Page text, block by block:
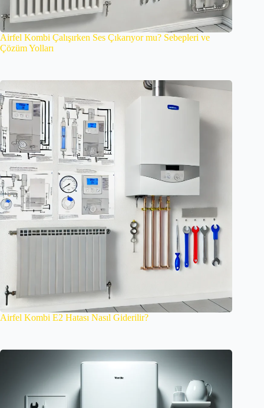
Airfel Kombi Çalışırken Ses Çıkarıyor mu? Sebepleri ve
Çözüm Yolları
Airfel Kombi E2 Hatası Nasıl Giderilir?